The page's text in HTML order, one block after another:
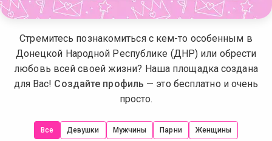
Стремитесь познакомиться с кем-то особенным в
Донецкой Народной Республике (ДНР) или обрести
любовь всей своей жизни? Наша площадка создана
для Вас! Создайте профиль — это бесплатно и очень
просто.
Все Девушки Мужчины Парни Женщины